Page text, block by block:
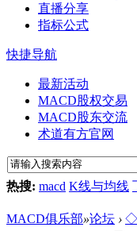
直播分享
指标公式
快捷导航
最新活动
MACD股权交易
MACD股东交流
术道有方官网
热搜: macd K线与均线
MACD俱乐部»论坛 › ◇